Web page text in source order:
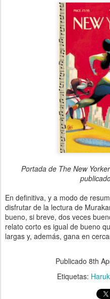
Portada de The New
En definitiva, y a modo de
disfrutar de la lectura de
bueno, si breve, dos veces
relato corto es igual de bueno
largas y, además, gana en
Publicado 8th
Etiquetas: